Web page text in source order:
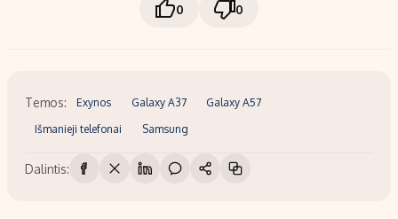
0 0
Temos: Exynos Galaxy A37 Galaxy A57
Išmanieji telefonai Samsung
Dalintis: